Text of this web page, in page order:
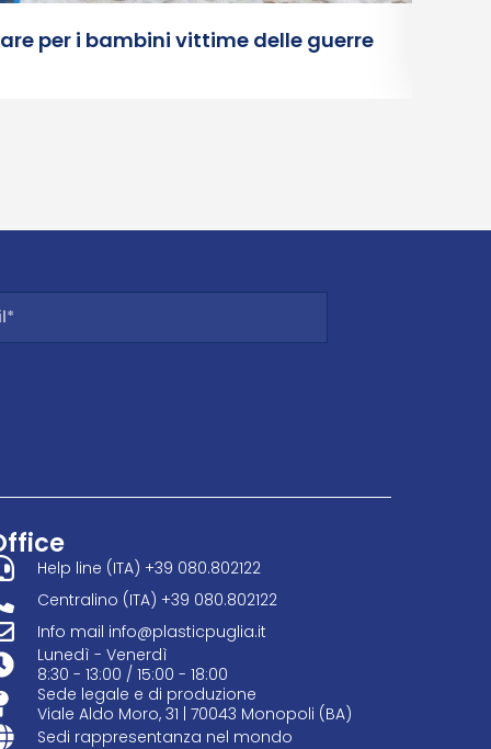
per i bambini vittime delle guerre
Help line (ITA) +39 080.802122
Centralino (ITA) +39 080.802122
Info mail info@plasticpuglia.it
Lunedì - Venerdì
8:30 - 13:00 / 15:00 - 18:00
Sede legale e di produzione
Viale Aldo Moro, 31 | 70043 Monopoli (BA)
Sedi rappresentanza nel mondo